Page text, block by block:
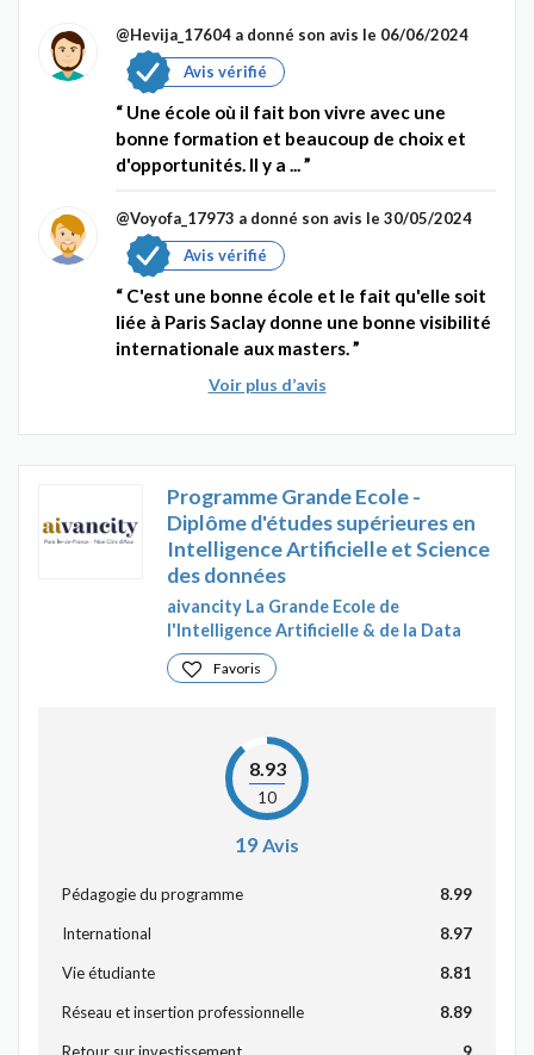
@Hevija_17604 a donné son avis le 06/06/2024
Avis vérifié
Une école où il fait bon vivre avec une
bonne formation et beaucoup de choix et
d'opportunités. Il y a ...
@Voyofa_17973 a donné son avis le 30/05/2024
Avis vérifié
C'est une bonne école et le fait qu'elle soit
liée à Paris Saclay donne une bonne visibilité
internationale aux masters.
Voir plus d’avis
Programme Grande Ecole -
Diplôme d'études supérieures en
Intelligence Artificielle et Science
des données
aivancity La Grande Ecole de
l'Intelligence Artificielle & de la Data
Favoris
8.93
10
19Avis
Pédagogie du programme 8.99
International 8.97
Vie étudiante 8.81
Réseau et insertion professionnelle 8.89